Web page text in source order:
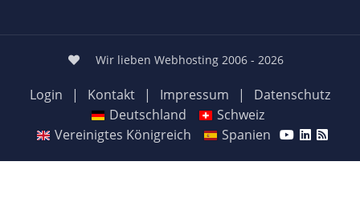
Wir lieben Webhosting 2006 - 2026
Login | Kontakt | Impressum |
Datenschutz
Deutschland
Schweiz
Vereinigtes Königreich
Spanien